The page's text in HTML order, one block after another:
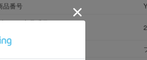
品番号
ランド商品番号